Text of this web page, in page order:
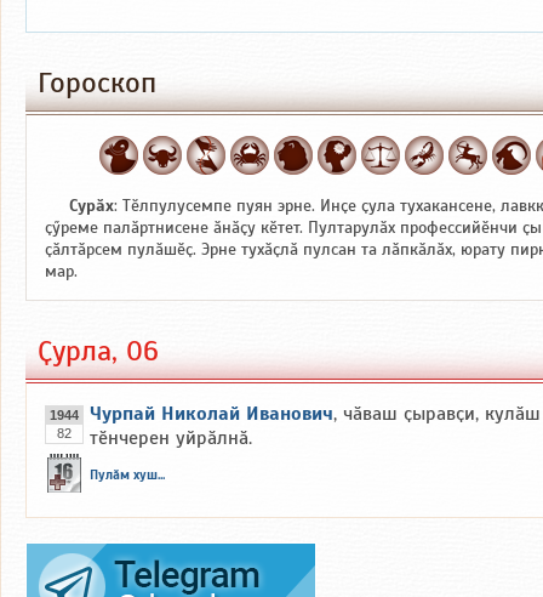
Гороскоп
Сурӑх: Тӗлпулусемпе пуян эрне. Инҫе ҫула тухакансене,
ҫӳреме палӑртнисене ӑнӑҫу кӗтет. Пултарулӑх профессийӗнчи
ҫӑлтӑрсем пулӑшӗҫ. Эрне тухӑҫлӑ пулсан та лӑпкӑлӑх, юрату
мар.
Ҫурла, 06
1944
82
Чурпай Николай Иванович, чӑваш ҫыравҫи, кулӑш
тӗнчерен уйрӑлнӑ.
Пулӑм хуш...